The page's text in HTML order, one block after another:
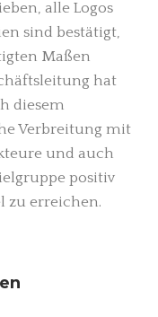
alle Logos
sind bestätigt,
Maßen
hat
diesem
Verbreitung mit
und auch
positiv
zu erreichen.